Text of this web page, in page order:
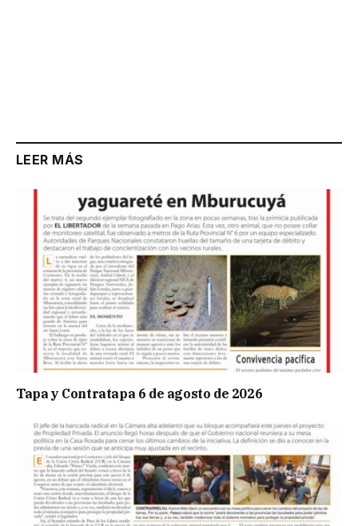
LEER MÁS
Tapa y Contratapa 6 de agosto de 2026